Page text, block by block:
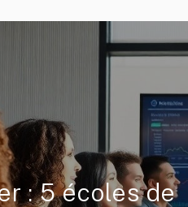
: 5 écoles de